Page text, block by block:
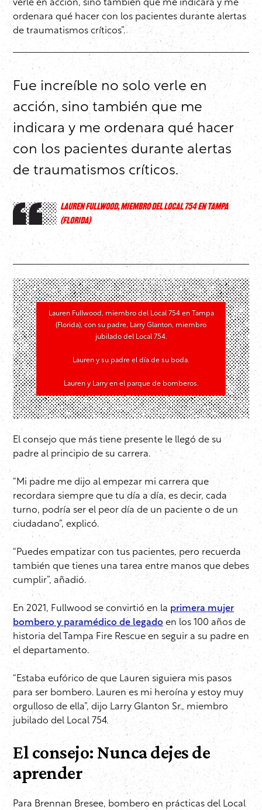
verle en acción, sino también que me indicara y me
ordenara qué hacer con los pacientes durante alertas
de traumatismos críticos”.
Fue increíble no solo verle en
acción, sino también que me
indicara y me ordenara qué hacer
con los pacientes durante alertas
de traumatismos críticos.
LAUREN FULLWOOD, MIEMBRO DEL LOCAL 754 EN TAMPA
(FLORIDA)
Lauren Fullwood, miembro del Local 754 en Tampa
(Florida), con su padre, Larry Glanton, miembro
jubilado del Local 754.
Lauren y su padre el día de su boda.
Lauren y Larry en el parque de bomberos.
El consejo que más tiene presente le llegó de su
padre al principio de su carrera.
“Mi padre me dijo al empezar mi carrera que
recordara siempre que tu día a día, es decir, cada
turno, podría ser el peor día de un paciente o de un
ciudadano”, explicó.
“Puedes empatizar con tus pacientes, pero recuerda
también que tienes una tarea entre manos que debes
cumplir”, añadió.
En 2021, Fullwood se convirtió en la primera mujer
bombero y paramédico de legado en los 100 años de
historia del Tampa Fire Rescue en seguir a su padre en
el departamento.
“Estaba eufórico de que Lauren siguiera mis pasos
para ser bombero. Lauren es mi heroína y estoy muy
orgulloso de ella”, dijo Larry Glanton Sr., miembro
jubilado del Local 754.
El consejo: Nunca dejes de
aprender
Para Brennan Bresee, bombero en prácticas del Local